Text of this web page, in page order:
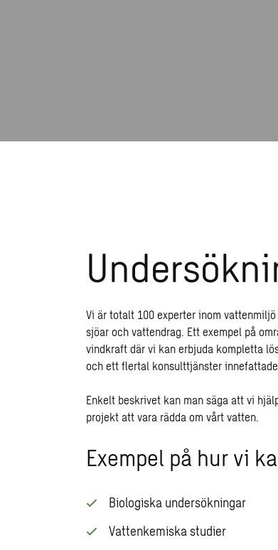
Vi är totalt 100 experter inom
sjöar och vattendrag. Ett exempel på
vindkraft där vi kan erbjuda kompletta
och ett flertal konsulttjänster
Enkelt beskrivet kan man säga att vi
projekt att vara rädda om vårt vatten.
Exempel på hur vi
Biologiska undersökningar
Vattenkemiska studier